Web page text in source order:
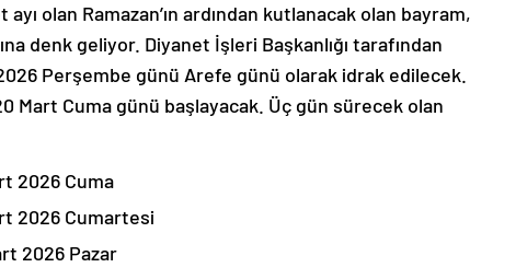
olan Ramazan’ın ardından kutlanacak olan bayram,
denk geliyor. Diyanet İşleri Başkanlığı tarafından
Perşembe günü Arefe günü olarak idrak edilecek.
Mart Cuma günü başlayacak. Üç gün sürecek olan
2026 Cuma
2026 Cumartesi
2026 Pazar